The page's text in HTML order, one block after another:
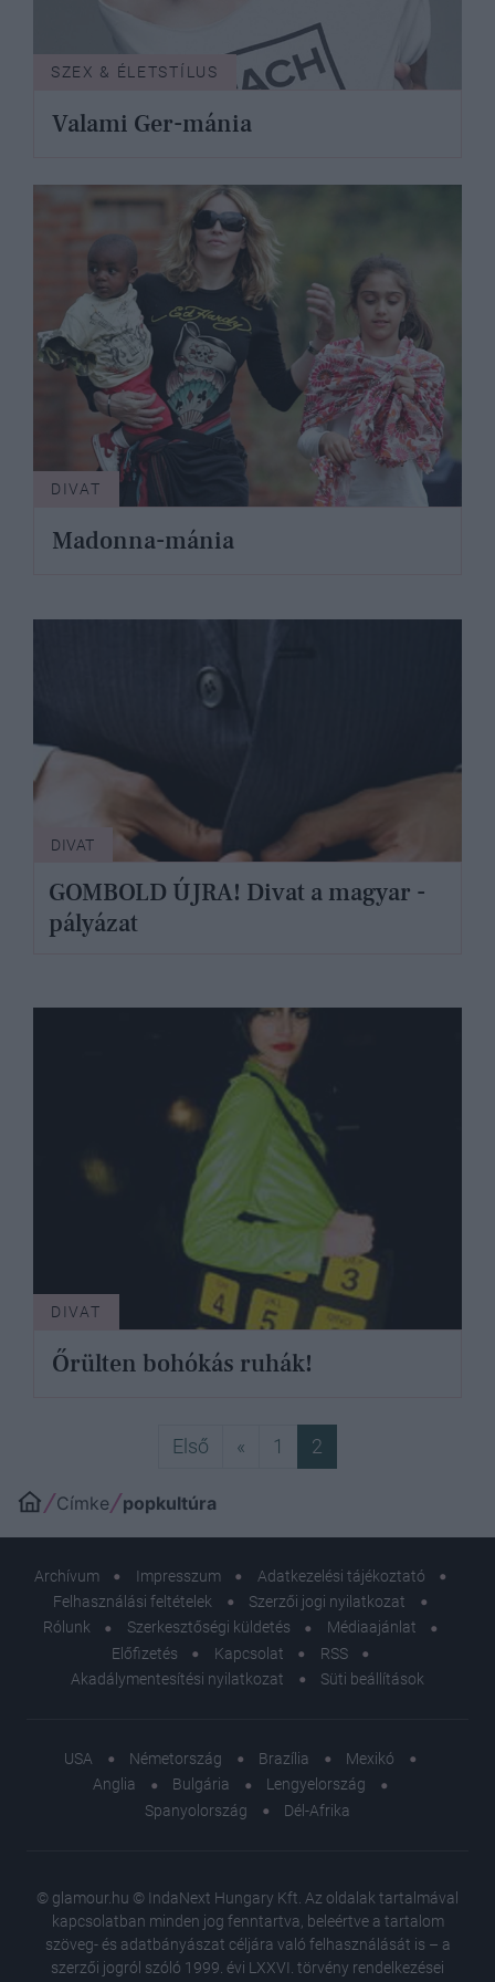
SZEX & ÉLETSTÍLUS
Valami Ger-mánia
DIVAT
Madonna-mánia
DIVAT
GOMBOLD ÚJRA! Divat a magyar -
pályázat
DIVAT
Őrülten bohókás ruhák!
Első Első
« Előző
1 2
Címke popkultúra
Archívum Impresszum
Adatkezelési tájékoztató
Felhasználási feltételek
Szerzői jogi nyilatkozat
Rólunk
Szerkesztőségi küldetés
Médiaajánlat
Előfizetés
Kapcsolat
RSS
Akadálymentesítési nyilatkozat
Süti beállítások
USA Németország Brazília
Mexikó
Anglia
Bulgária
Lengyelország
Spanyolország
Dél-Afrika
© glamour.hu © IndaNext Hungary Kft. Az oldalak tartalmával
kapcsolatban minden jog fenntartva, beleértve a tartalom
szöveg- és adatbányászat céljára való felhasználását is – a
szerzői jogról szóló 1999. évi LXXVI. törvény rendelkezései